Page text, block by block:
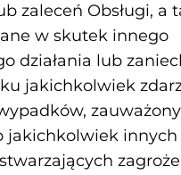
zaleceń Obsługi, a
w skutek innego
działania lub
jakichkolwiek
jakichkolwiek innych